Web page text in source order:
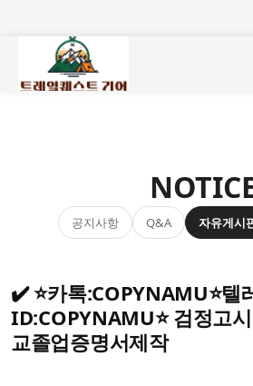
공지사항 Q&A 자유게시
✔️ ⭐카톡:COPYNAMU⭐텔
ID:COPYNAMU⭐ 검정고
교졸업증명서제작